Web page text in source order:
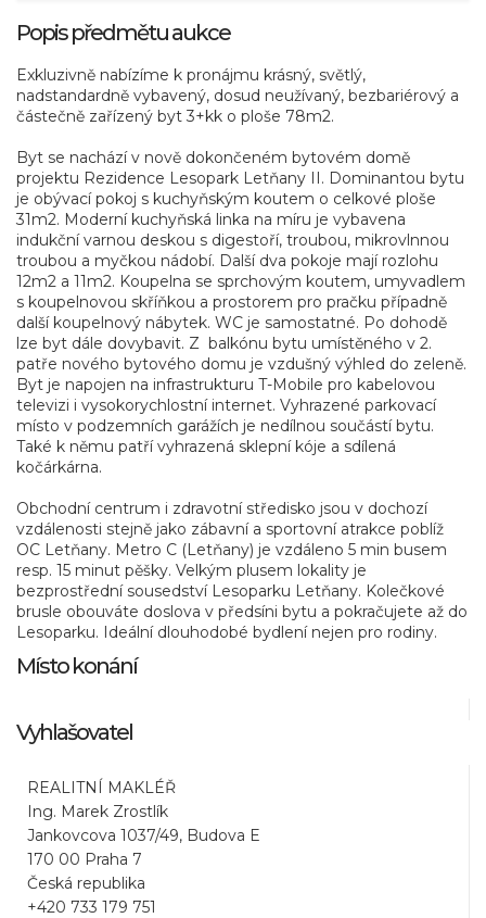
Popis předmětu aukce
Exkluzivně nabízíme k pronájmu krásný, světlý,
nadstandardně vybavený, dosud neužívaný, bezbariérový a
částečně zařízený byt 3+kk o ploše 78m2.
Byt se nachází v nově dokončeném bytovém domě
projektu Rezidence Lesopark Letňany II. Dominantou bytu
je obývací pokoj s kuchyňským koutem o celkové ploše
31m2. Moderní kuchyňská linka na míru je vybavena
indukční varnou deskou s digestoří, troubou, mikrovlnnou
troubou a myčkou nádobí. Další dva pokoje mají rozlohu
12m2 a 11m2. Koupelna se sprchovým koutem, umyvadlem
s koupelnovou skříňkou a prostorem pro pračku případně
další koupelnový nábytek. WC je samostatné. Po dohodě
lze byt dále dovybavit. Z balkónu bytu umístěného v 2.
patře nového bytového domu je vzdušný výhled do zeleně.
Byt je napojen na infrastrukturu T-Mobile pro kabelovou
televizi i vysokorychlostní internet. Vyhrazené parkovací
místo v podzemních garážích je nedílnou součástí bytu.
Také k němu patří vyhrazená sklepní kóje a sdílená
kočárkárna.
Obchodní centrum i zdravotní středisko jsou v dochozí
vzdálenosti stejně jako zábavní a sportovní atrakce poblíž
OC Letňany. Metro C (Letňany) je vzdáleno 5 min busem
resp. 15 minut pěšky. Velkým plusem lokality je
bezprostřední sousedství Lesoparku Letňany. Kolečkové
brusle obouváte doslova v předsíni bytu a pokračujete až do
Lesoparku. Ideální dlouhodobé bydlení nejen pro rodiny.
Místo konání
Vyhlašovatel
REALITNÍ MAKLÉŘ
Ing. Marek Zrostlík
Jankovcova 1037/49, Budova E
170 00 Praha 7
Česká republika
+420 733 179 751